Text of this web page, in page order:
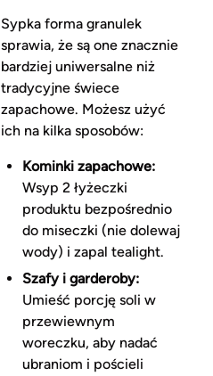
Sypka forma granulek
sprawia, że są one znacznie
bardziej uniwersalne niż
tradycyjne świece
zapachowe. Możesz użyć
ich na kilka sposobów:
Kominki zapachowe:
Wsyp 2 łyżeczki
produktu bezpośrednio
do miseczki (nie dolewaj
wody) i zapal tealight.
Szafy i garderoby:
Umieść porcję soli w
przewiewnym
woreczku, aby nadać
ubraniom i pościeli